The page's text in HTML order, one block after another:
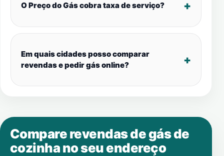
O Preço do Gás cobra taxa de serviço?
Em quais cidades posso comparar
revendas e pedir gás online?
Compare revendas de gás de
cozinha no seu endereço